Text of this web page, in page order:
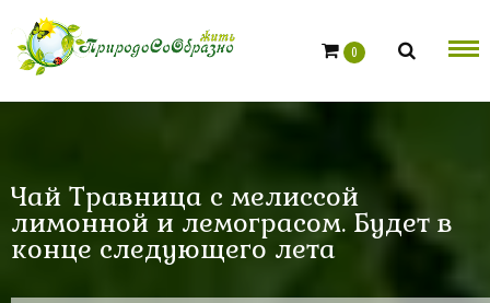
content
0
Чай Травница с мелиссой
лимонной и лемограсом. Будет в
конце следующего лета